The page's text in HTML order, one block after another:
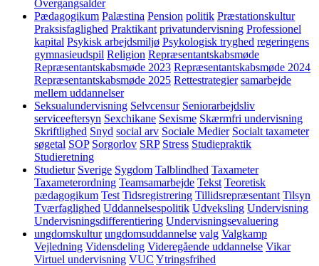
Overgangsalder
Pædagogikum Palæstina Pension politik Præstationskultur
Praksisfaglighed Praktikant privatundervisning Professionel
kapital Psykisk arbejdsmiljø Psykologisk tryghed regeringens
gymnasieudspil Religion Repræsentantskabsmøde
Repræsentantskabsmøde 2023 Repræsentantskabsmøde 2024
Repræsentantskabsmøde 2025 Rettestrategier samarbejde
mellem uddannelser
Seksualundervisning Selvcensur Seniorarbejdsliv
serviceeftersyn Sexchikane Sexisme Skærmfri undervisning
Skriftlighed Snyd social arv Sociale Medier Socialt taxameter
søgetal SOP Sorgorlov SRP Stress Studiepraktik
Studieretning
Studietur Sverige Sygdom Talblindhed Taxameter
Taxameterordning Teamsamarbejde Tekst Teoretisk
pædagogikum Test Tidsregistrering Tillidsrepræsentant Tilsyn
Tværfaglighed Uddannelsespolitik Udveksling Undervisning
Undervisningsdifferentiering Undervisningsevaluering
ungdomskultur ungdomsuddannelse valg Valgkamp
Vejledning Vidensdeling Videregående uddannelse Vikar
Virtuel undervisning VUC Ytringsfrihed